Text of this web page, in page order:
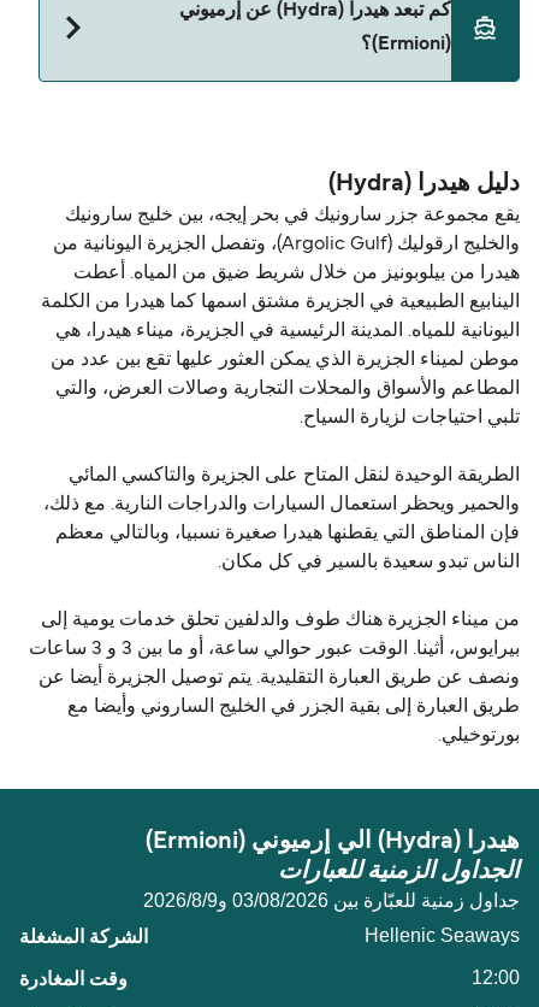
إلى جواز سفر للحيوان. يرجى مراجعة تعليمات شركات
العبّارات بخصوص الحيوانات. حالياً يمكنك أخذ حيواناتك
الأليفة على العبّارة مع:
كم تبعد هيدرا (Hydra) عن إرميوني
(Ermioni)؟
دليل هيدرا (Hydra)
يقع مجموعة جزر سارونيك في بحر إيجه، بين خليج سارونيك
والخليج ارقوليك (Argolic Gulf)، وتفصل الجزيرة اليونانية من
هيدرا من بيلوبونيز من خلال شريط ضيق من المياه. أعطت
الينابيع الطبيعية في الجزيرة مشتق اسمها كما هيدرا من الكلمة
اليونانية للمياه. المدينة الرئيسية في الجزيرة، ميناء هيدرا، هي
موطن لميناء الجزيرة الذي يمكن العثور عليها تقع بين عدد من
المطاعم والأسواق والمحلات التجارية وصالات العرض، والتي
تلبي احتياجات لزيارة السياح.
الطريقة الوحيدة لنقل المتاح على الجزيرة والتاكسي المائي
والحمير ويحظر استعمال السيارات والدراجات النارية. مع ذلك،
فإن المناطق التي يقطنها هيدرا صغيرة نسبيا، وبالتالي معظم
الناس تبدو سعيدة بالسير في كل مكان.
من ميناء الجزيرة هناك طوف والدلفين تحلق خدمات يومية إلى
بيرايوس، أثينا. الوقت عبور حوالي ساعة، أو ما بين 3 و 3 ساعات
ونصف عن طريق العبارة التقليدية. يتم توصيل الجزيرة أيضا عن
طريق العبارة إلى بقية الجزر في الخليج الساروني وأيضا مع
بورتوخيلي.
هيدرا (Hydra) الي إرميوني (Ermioni)
الجداول الزمنية للعبارات
جداول زمنية للعبّارة بين 03/08/2026 و9‏/8‏/2026
Hellenic Seaways
12:00